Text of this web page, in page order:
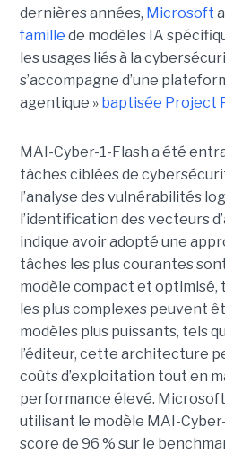
dernières années, Microsoft a
famille de modèles IA
les usages liés à la
s’accompagne d’une
agentique » baptisée Project
MAI-Cyber-1-Flash a été
tâches ciblées de
l’analyse des vulnérabilités
l’identification des vecteurs
indique avoir adopté une
tâches les plus courantes
modèle compact et optimisé,
les plus complexes peuvent
modèles plus puissants, tels
l’éditeur, cette architecture
coûts d’exploitation tout en
performance élevé.
utilisant le modèle MAI-
score de 96 % sur le